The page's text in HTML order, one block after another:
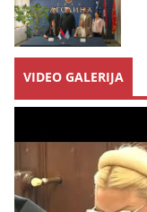
VIDEO GALERIJA